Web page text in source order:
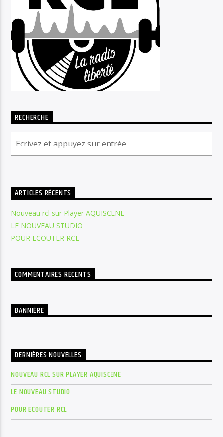
RECHERCHE
ARTICLES RÉCENTS
Nouveau rcl sur Player AQUISCENE
LE NOUVEAU STUDIO
POUR ECOUTER RCL
COMMENTAIRES RÉCENTS
BANNIÈRE
DERNIÈRES NOUVELLES
NOUVEAU RCL SUR PLAYER AQUISCENE
LE NOUVEAU STUDIO
POUR ECOUTER RCL